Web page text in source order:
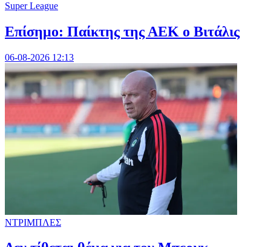
Super League
Επίσημο: Παίκτης της ΑΕΚ ο Βιτάλις
06-08-2026 12:13
ΝΤΡΙΜΠΛΕΣ